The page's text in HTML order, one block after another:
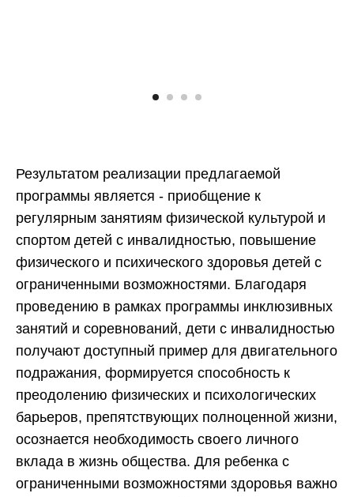
Результатом реализации предлагаемой
программы является - приобщение к
регулярным занятиям физической культурой и
спортом детей с инвалидностью, повышение
физического и психического здоровья детей с
ограниченными возможностями. Благодаря
проведению в рамках программы инклюзивных
занятий и соревнований, дети с инвалидностью
получают доступный пример для двигательного
подражания, формируется способность к
преодолению физических и психологических
барьеров, препятствующих полноценной жизни,
осознается необходимость своего личного
вклада в жизнь общества. Для ребенка с
ограниченными возможностями здоровья важно